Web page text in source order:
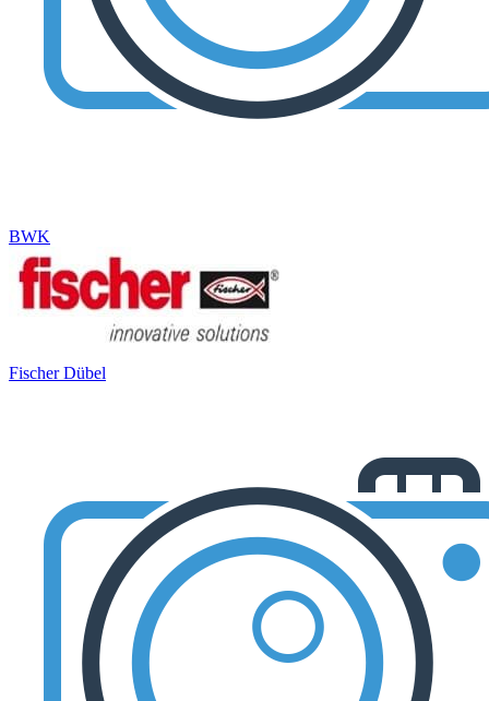
BWK
Fischer Dübel